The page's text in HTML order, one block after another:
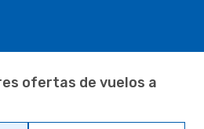
ofertas de vuelos a